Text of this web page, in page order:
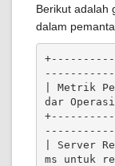
Berikut adalah
dalam
| Metrik
dar
| Server
ms untuk